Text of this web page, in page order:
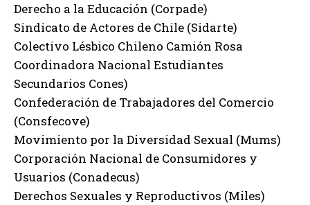
Derecho a la Educación (Corpade)
Sindicato de Actores de Chile (Sidarte)
Colectivo Lésbico Chileno Camión Rosa
Coordinadora Nacional Estudiantes
Secundarios Cones)
Confederación de Trabajadores del Comercio
(Consfecove)
Movimiento por la Diversidad Sexual (Mums)
Corporación Nacional de Consumidores y
Usuarios (Conadecus)
Derechos Sexuales y Reproductivos (Miles)